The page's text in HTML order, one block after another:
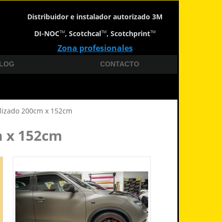
Distribuidor e instalador autorizado 3M
DI-NOCTM, ScotchcalTM, ScotchprintTM
Zona profesionales
CONTACTO
200cm x 152cm
152cm